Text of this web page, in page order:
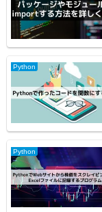
Python
Python